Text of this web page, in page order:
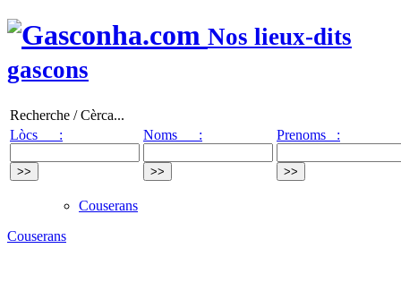
Nos lieux-dits
gascons
Recherche / Cèrca...
Lòcs :
Noms : Prenoms :
Couserans
Couserans